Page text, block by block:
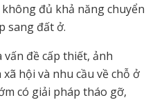
đủ khả năng chuyển
sang đất ở.
đề cấp thiết, ảnh
hội và nhu cầu về chỗ ở
có giải pháp tháo gỡ,